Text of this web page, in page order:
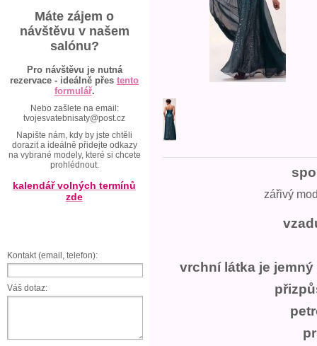
Máte zájem o
návštěvu v našem
salónu?
Pro návštěvu je nutná
rezervace - ideálně přes tento
formulář.
Nebo zašlete na email:
tvojesvatebnisaty@post.cz
Napište nám, kdy by jste chtěli
dorazit a ideálně přidejte odkazy
na vybrané modely, které si chcete
prohlédnout.
kalendář volných termínů
zde
Kontakt (email, telefon):
Váš dotaz:
zářivý
vrchní látka je